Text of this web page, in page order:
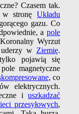
Czasem tak.
w stronęUkładu
gorącego gazu. Co
apole
Wyrzut
w Ziemię.
pojawią się
magnetyczne
, co
elektrycznych.
iuszkadzać
przesyłowych,